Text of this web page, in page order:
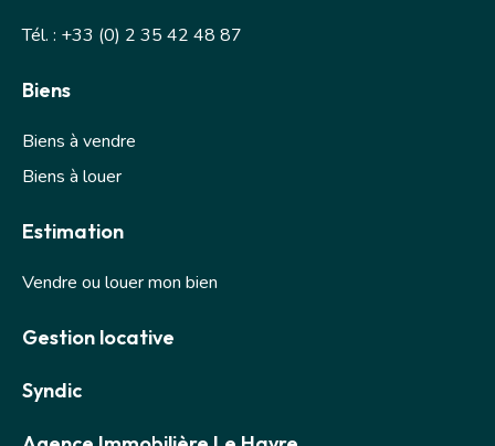
Tél. : +33 (0) 2 35 42 48 87
Biens
Biens à vendre
Biens à louer
Estimation
Vendre ou louer mon bien
Gestion locative
Syndic